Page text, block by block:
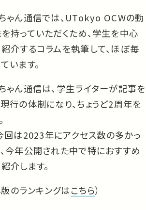
ゃん通信では、UTokyo OCWの動
持っていただくため、学生を中心
介するコラムを執筆して、ほぼ毎
います。
ゃん通信は、学生ライターが記事を
行の体制になり、ちょうど2周年を
回は2023年にアクセス数の多かっ
今年公開された中で特におすすめ
介します。
のランキングはこちら）